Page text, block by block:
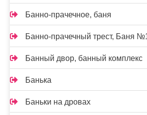
Банно-прачечное, баня
Банно-прачечный трест, Баня
Банный двор, банный комплекс
Банька
Баньки на дровах